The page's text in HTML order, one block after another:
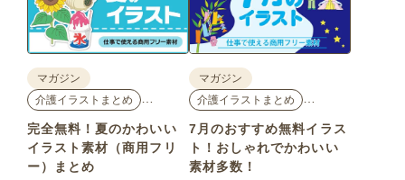
マガジン
介護イラストまとめ
完全無料！夏のかわいい
イラスト素材（商用フリ
ー）まとめ
マガジン
介護イラストまとめ
7月のおすすめ無料イラス
ト！おしゃれでかわいい
素材多数！